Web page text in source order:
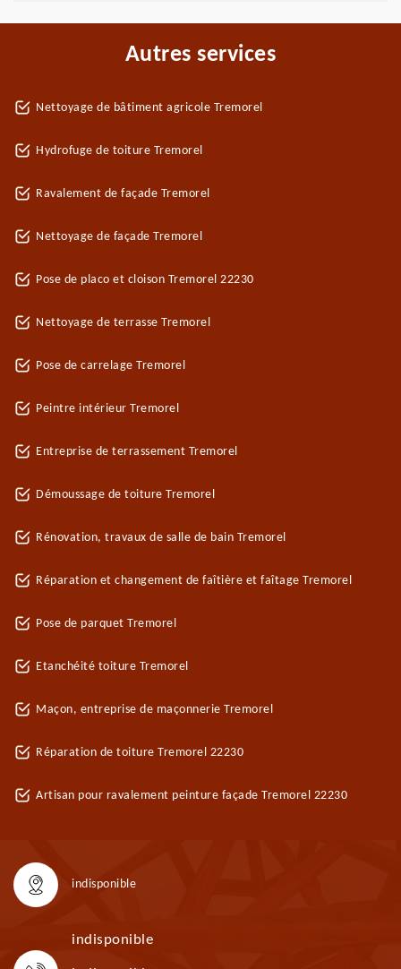
Autres services
Nettoyage de bâtiment agricole Tremorel
Hydrofuge de toiture Tremorel
Ravalement de façade Tremorel
Nettoyage de façade Tremorel
Pose de placo et cloison Tremorel 22230
Nettoyage de terrasse Tremorel
Pose de carrelage Tremorel
Peintre intérieur Tremorel
Entreprise de terrassement Tremorel
Démoussage de toiture Tremorel
Rénovation, travaux de salle de bain Tremorel
Réparation et changement de faîtière et faîtage Tremorel
Pose de parquet Tremorel
Etanchéité toiture Tremorel
Maçon, entreprise de maçonnerie Tremorel
Réparation de toiture Tremorel 22230
Artisan pour ravalement peinture façade Tremorel 22230
indisponible
indisponible